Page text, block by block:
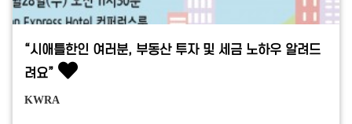
“시애틀한인 여러분, 부동산 투자 및 세금 노하우 알려드
려요”
KWRA